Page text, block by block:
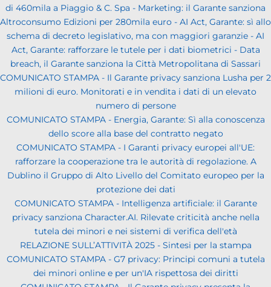
di 460mila a Piaggio & C. Spa - Marketing: il Garante sanziona
Altroconsumo Edizioni per 280mila euro - AI Act, Garante: sì allo
schema di decreto legislativo, ma con maggiori garanzie - AI
Act, Garante: rafforzare le tutele per i dati biometrici - Data
breach, il Garante sanziona la Città Metropolitana di Sassari
COMUNICATO STAMPA - Il Garante privacy sanziona Lusha per 2
milioni di euro. Monitorati e in vendita i dati di un elevato
numero di persone
COMUNICATO STAMPA - Energia, Garante: Sì alla conoscenza
dello score alla base del contratto negato
COMUNICATO STAMPA - I Garanti privacy europei all'UE:
rafforzare la cooperazione tra le autorità di regolazione. A
Dublino il Gruppo di Alto Livello del Comitato europeo per la
protezione dei dati
COMUNICATO STAMPA - Intelligenza artificiale: il Garante
privacy sanziona Character.AI. Rilevate criticità anche nella
tutela dei minori e nei sistemi di verifica dell'età
RELAZIONE SULL’ATTIVITÀ 2025 - Sintesi per la stampa
COMUNICATO STAMPA - G7 privacy: Principi comuni a tutela
dei minori online e per un'IA rispettosa dei diritti